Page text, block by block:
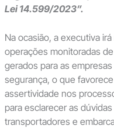
Lei 14.599/2023”.
Na ocasião, a executiva
operações monitoradas
gerados para as
segurança, o que
assertividade nos
para esclarecer as
transportadores e